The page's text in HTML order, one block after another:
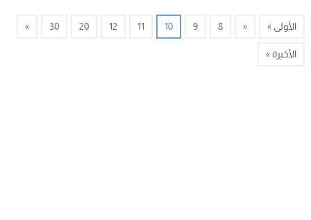
الأولى » «
8
9
10
11
12
20
30
»
الأخيرة »